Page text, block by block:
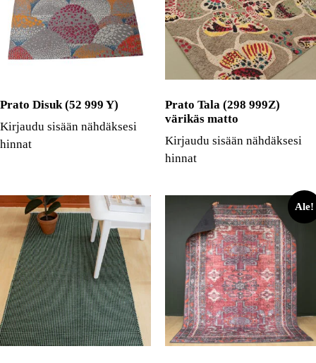
Prato Disuk (52 999 Y)
Kirjaudu sisään nähdäksesi
hinnat
Prato Tala (298 999Z)
värikäs matto
Kirjaudu sisään nähdäksesi
hinnat
Ale!